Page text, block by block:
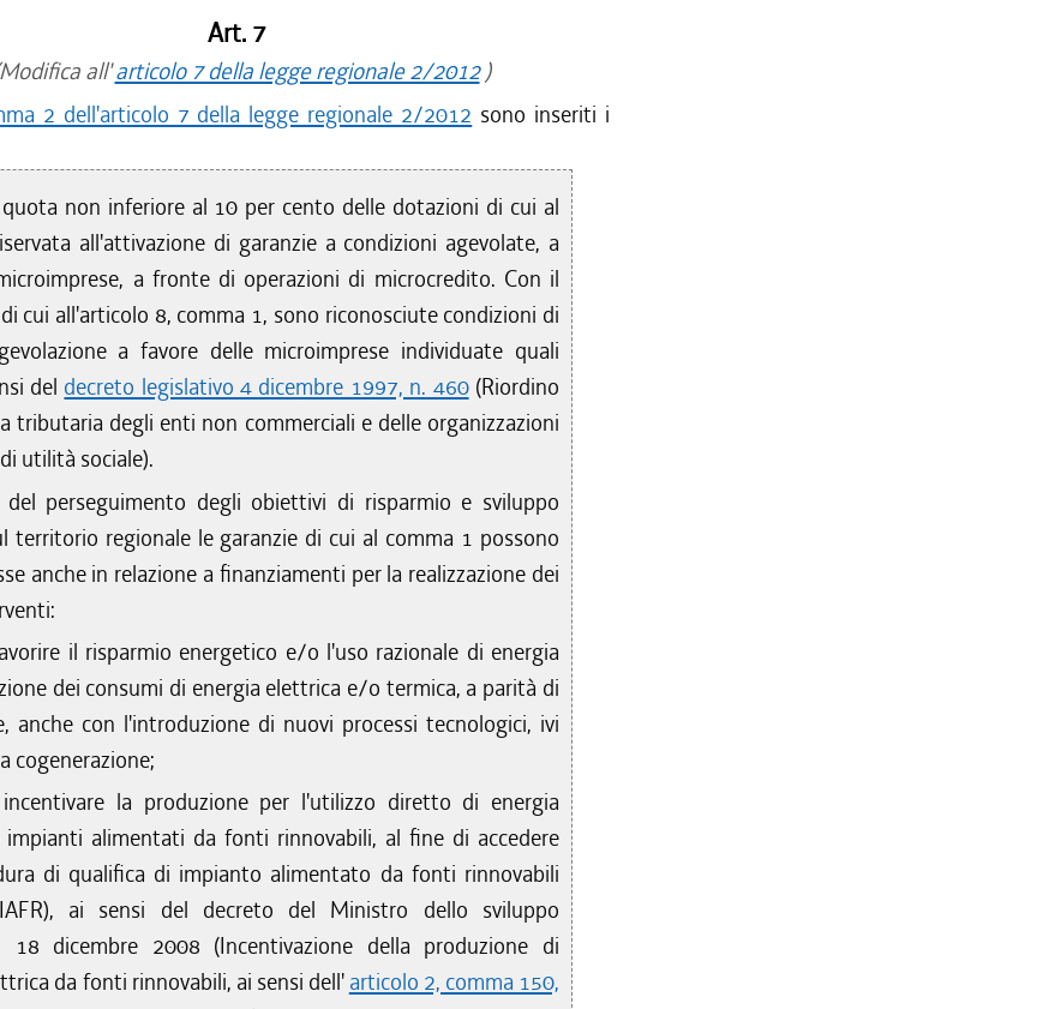
Art. 7
all'articolo 7 della legge regionale 2/2012)
2 dell'articolo 7 della legge regionale 2/2012 sono inseriti i
non inferiore al 10 per cento delle dotazioni di cui al
all'attivazione di garanzie a condizioni agevolate, a
a fronte di operazioni di microcredito. Con il
cui all'articolo 8, comma 1, sono riconosciute condizioni di
a favore delle microimprese individuate quali
del decreto legislativo 4 dicembre 1997, n. 460(Riordino
tributaria degli enti non commerciali e delle organizzazioni
utilità sociale).
perseguimento degli obiettivi di risparmio e sviluppo
territorio regionale le garanzie di cui al comma 1 possono
anche in relazione a finanziamenti per la realizzazione dei
il risparmio energetico e/o l'uso razionale di energia
dei consumi di energia elettrica e/o termica, a parità di
anche con l'introduzione di nuovi processi tecnologici, ivi
cogenerazione;
la produzione per l'utilizzo diretto di energia
alimentati da fonti rinnovabili, al fine di accedere
di qualifica di impianto alimentato da fonti rinnovabili
ai sensi del decreto del Ministro dello sviluppo
18 dicembre 2008 (Incentivazione della produzione di
da fonti rinnovabili, ai sensi dell'articolo 2, comma 150,